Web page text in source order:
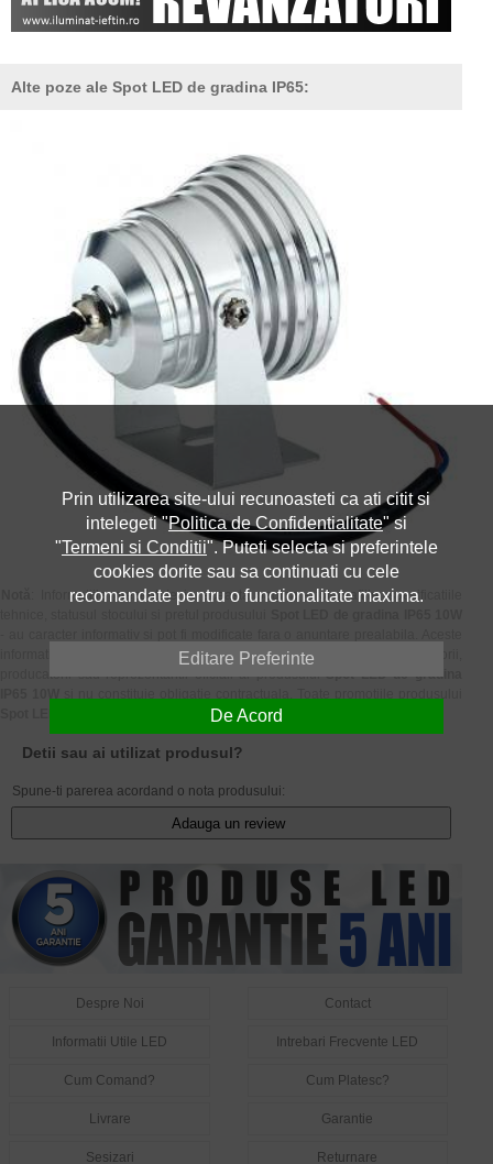
Alte poze ale Spot LED de gradina IP65:
: Informatiile prezentate in aceasta pagina - fotografiile, specificatiile
informatii sunt in conformitate cu datele transmise de catre furnizorii,
producatorii sau reprezentantii oficiali ai produsuluiSpot LED de gradina
sunt valabile in limita stocului disponibil.
Detii sau ai utilizat produsul?
Spune-ti parerea acordand o nota produsului:
Adauga un review
Despre Noi Contact
Informatii Utile LED Intrebari Frecvente LED
Cum Comand? Cum Platesc?
Livrare Garantie
Sesizari Returnare
Prin utilizarea site-ului recunoasteti ca ati citit si
intelegeti "Politica de Confidentialitate" si
"Termeni si Conditii". Puteti selecta si preferintele
cookies dorite sau sa continuati cu cele
recomandate pentru o functionalitate maxima.
Editare Preferinte
De Acord